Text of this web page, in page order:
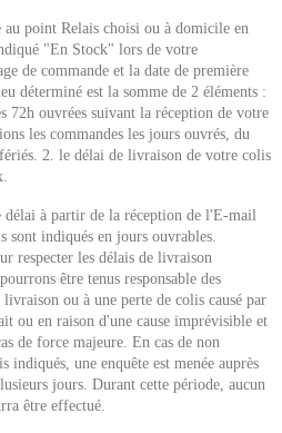
au point Relais choisi ou à domicile en
"En Stock" lors de votre
de commande et la date de première
déterminé est la somme de 2 éléments :
72h ouvrées suivant la réception de votre
les commandes les jours ouvrés, du
2. le délai de livraison de votre colis
délai à partir de la réception de l'E-mail
sont indiqués en jours ouvrables.
respecter les délais de livraison
être tenus responsable des
livraison ou à une perte de colis causé par
ou en raison d'une cause imprévisible et
de force majeure. En cas de non
indiqués, une enquête est menée auprès
jours. Durant cette période, aucun
être effectué.